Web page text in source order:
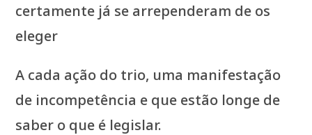
certamente já se arrependeram de os
eleger
A cada ação do trio, uma manifestação
de incompetência e que estão longe de
saber o que é legislar.